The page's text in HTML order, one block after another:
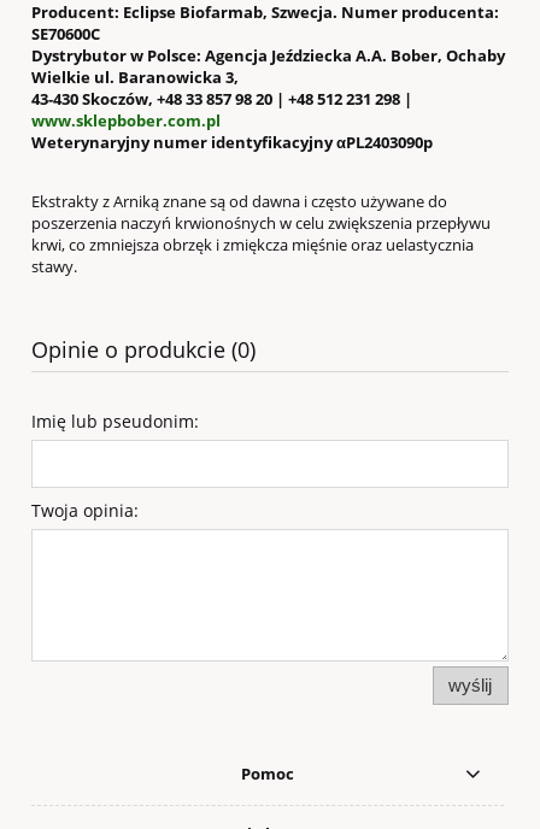
Producent: Eclipse Biofarmab, Szwecja. Numer producenta:
SE70600C
Dystrybutor w Polsce: Agencja Jeździecka A.A. Bober, Ochaby
Wielkie ul. Baranowicka 3,
43-430 Skoczów, +48 33 857 98 20 | +48 512 231 298 |
www.sklepbober.com.pl
Weterynaryjny numer identyfikacyjny αPL2403090p
Ekstrakty z Arniką znane są od dawna i często używane do
poszerzenia naczyń krwionośnych w celu zwiększenia przepływu
krwi, co zmniejsza obrzęk i zmiękcza mięśnie oraz uelastycznia
stawy.
Opinie o produkcie (0)
Imię lub pseudonim:
Twoja opinia:
wyślij
Pomoc